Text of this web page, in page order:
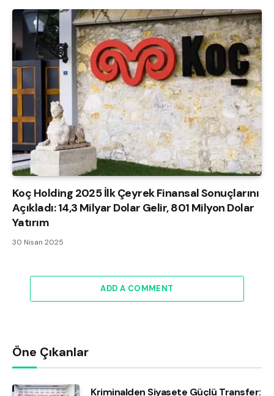
Koç Holding 2025 İlk Çeyrek Finansal Sonuçlarını
Açıkladı: 14,3 Milyar Dolar Gelir, 801 Milyon Dolar
Yatırım
30 Nisan 2025
ADD A COMMENT
Öne Çıkanlar
Kriminalden Siyasete Güçlü Transfer: